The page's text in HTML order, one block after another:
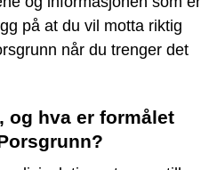
på at du vil motta riktig
når du trenger det
og hva er formålet